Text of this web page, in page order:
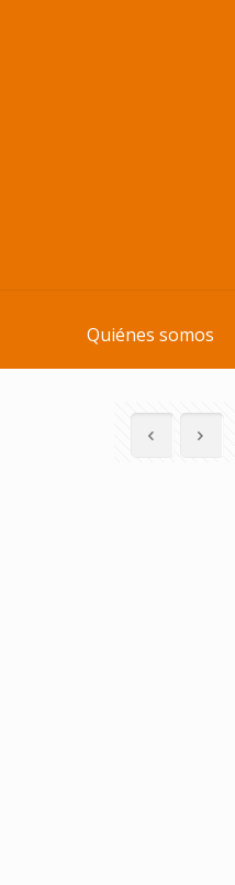
Quiénes somos